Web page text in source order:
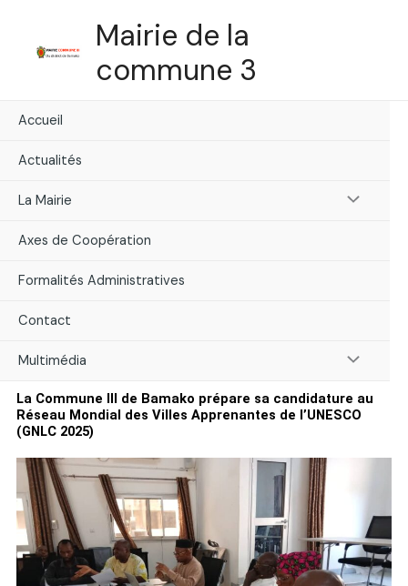
content
Mairie de la
commune 3
Accueil
Actualités
La Mairie Menu
Axes de Coopération
Formalités Administratives
Contact
Multimédia Menu
Toggle
La Commune III de Bamako prépare sa candidature au
Réseau Mondial des Villes Apprenantes de l’UNESCO
(GNLC 2025)